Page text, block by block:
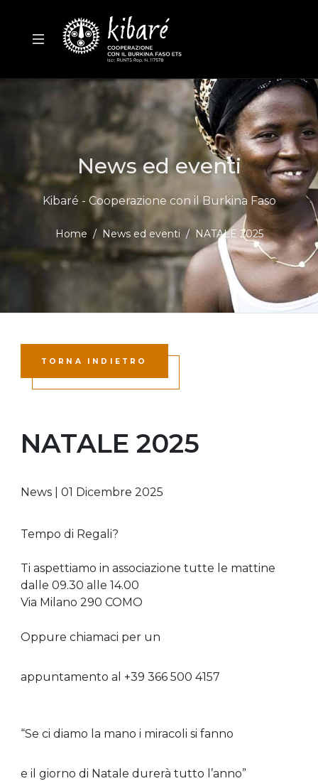
News ed eventi
Kibaré - Cooperazione con il Burkina Faso
Home News ed eventi NATALE 2025
TORNA INDIETRO
NATALE 2025
News| 01 Dicembre 2025
Tempo di Regali?
Ti aspettiamo in associazione tutte le mattine
dalle 09.30 alle 14.00
Via Milano 290 COMO
Oppure chiamaci per un
appuntamento al +39 366 500 4157
“Se ci diamo la mano i miracoli si fanno
e il giorno di Natale durerà tutto l’anno”